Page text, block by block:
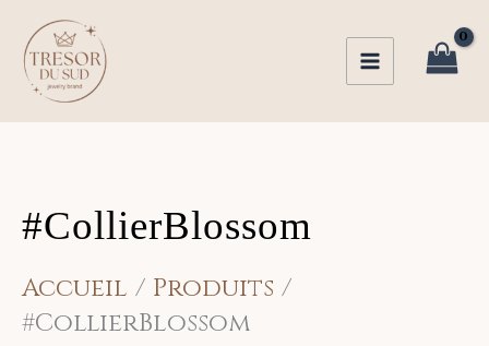
contenu
#CollierBlossom
Accueil
Produits
#CollierBlossom